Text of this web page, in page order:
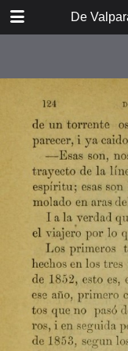
De
DOWNLOAD
Itinerario del
Valparaíso a Santiago
espresamente
madera para esta obra
Dedicatoria
A los viajeros
En la Estación de
El banquete de
motín de Oyarce
Viña del Mar
Bosquejo histórico
El Salto